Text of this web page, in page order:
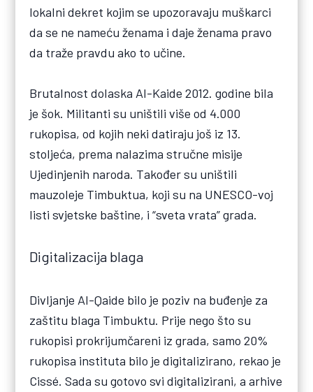
lokalni dekret kojim se upozoravaju muškarci
da se ne nameću ženama i daje ženama pravo
da traže pravdu ako to učine.
Brutalnost dolaska Al-Kaide 2012. godine bila
je šok. Militanti su uništili više od 4.000
rukopisa, od kojih neki datiraju još iz 13.
stoljeća, prema nalazima stručne misije
Ujedinjenih naroda. Također su uništili
mauzoleje Timbuktua, koji su na UNESCO-voj
listi svjetske baštine, i “sveta vrata” grada.
Digitalizacija blaga
Divljanje Al-Qaide bilo je poziv na buđenje za
zaštitu blaga Timbuktu. Prije nego što su
rukopisi prokrijumčareni iz grada, samo 20%
rukopisa instituta bilo je digitalizirano, rekao je
Cissé. Sada su gotovo svi digitalizirani, a arhive